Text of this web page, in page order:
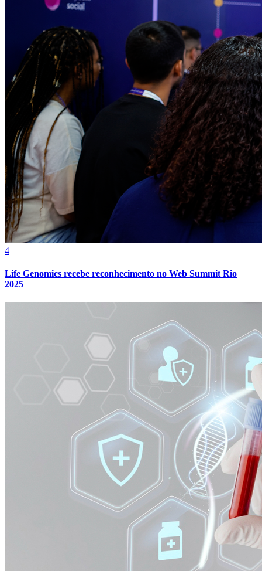
Atlético-MG
4
Life Genomics recebe reconhecimento no Web Summit Rio
2025